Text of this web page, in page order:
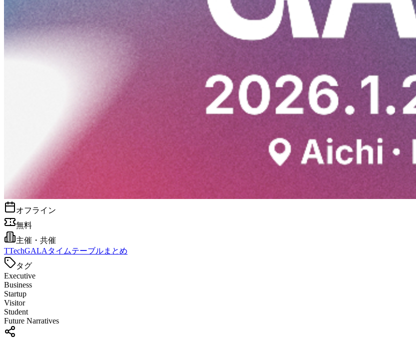
オフライン
無料
主催・共催
TTechGALAタイムテーブルまとめ
タグ
Executive
Business
Startup
Visitor
Student
Future Narratives